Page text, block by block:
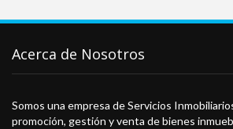
Acerca de Nosotros
Somos una empresa de Servicios
promoción, gestión y venta de bienes